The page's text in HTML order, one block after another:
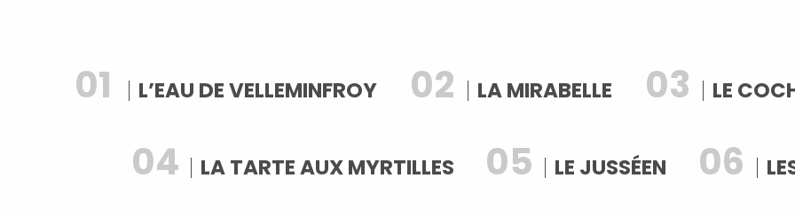
1 L’EAU DE VELLEMINFROY 2 LA MIRABELLE 3 LE
4 LA TARTE AUX MYRTILLES 5 LE JUSSÉEN 6